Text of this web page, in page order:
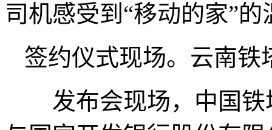
司机感受到“移动的家”的
签约仪式现场。云南铁
发布会现场，中国铁